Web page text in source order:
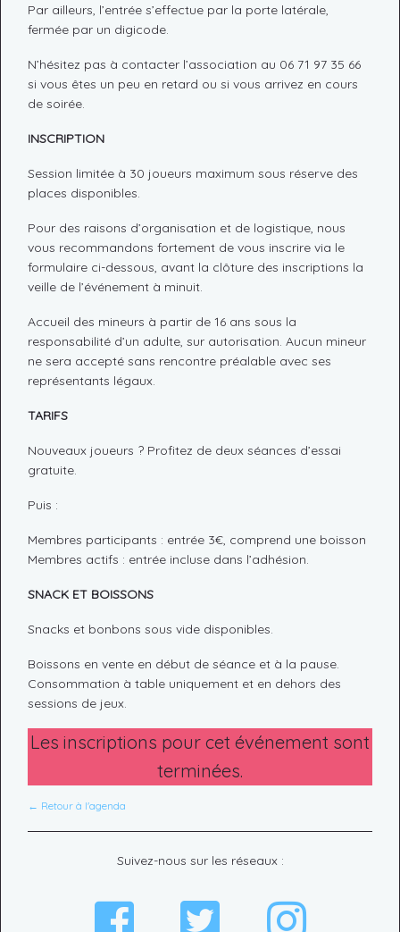
Par ailleurs, l’entrée s’effectue par la porte latérale,
fermée par un digicode.
N’hésitez pas à contacter l’association au 06 71 97 35 66
si vous êtes un peu en retard ou si vous arrivez en cours
de soirée.
INSCRIPTION
Session limitée à 30 joueurs maximum sous réserve des
places disponibles.
Pour des raisons d’organisation et de logistique, nous
vous recommandons fortement de vous inscrire via le
formulaire ci-dessous, avant la clôture des inscriptions la
veille de l’événement à minuit.
Accueil des mineurs à partir de 16 ans sous la
responsabilité d’un adulte, sur autorisation. Aucun mineur
ne sera accepté sans rencontre préalable avec ses
représentants légaux.
TARIFS
Nouveaux joueurs ? Profitez de deux séances d’essai
gratuite.
Puis :
Membres participants : entrée 3€, comprend une boisson
Membres actifs : entrée incluse dans l’adhésion.
SNACK ET BOISSONS
Snacks et bonbons sous vide disponibles.
Boissons en vente en début de séance et à la pause.
Consommation à table uniquement et en dehors des
sessions de jeux.
Les inscriptions pour cet événement sont
terminées.
← Retour à l'agenda
Suivez-nous sur les réseaux :